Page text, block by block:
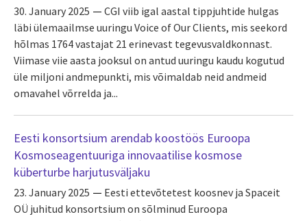
30. January 2025
CGI viib igal aastal tippjuhtide hulgas
läbi ülemaailmse uuringu Voice of Our Clients, mis seekord
hõlmas 1764 vastajat 21 erinevast tegevusvaldkonnast.
Viimase viie aasta jooksul on antud uuringu kaudu kogutud
üle miljoni andmepunkti, mis võimaldab neid andmeid
omavahel võrrelda ja...
Eesti konsortsium arendab koostöös Euroopa
Kosmoseagentuuriga innovaatilise kosmose
küberturbe harjutusväljaku
23. January 2025
Eesti ettevõtetest koosnev ja Spaceit
OÜ juhitud konsortsium on sõlminud Euroopa